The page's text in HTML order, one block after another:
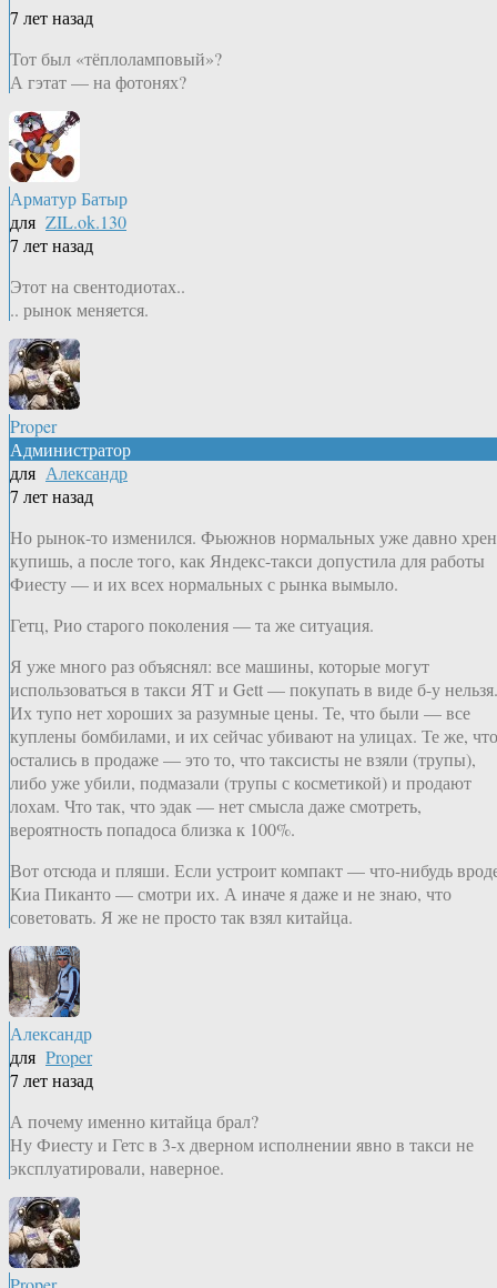
7 лет назад
Тот был «тёплоламповый»?
А гэтат — на фотонях?
Арматур Батыр
для ZIL.ok.130
7 лет назад
Этот на свентодиотах..
.. рынок меняется.
Proper
Администратор
для Александр
7 лет назад
Но рынок-то изменился. Фьюжнов нормальных уже давно хрен
купишь, а после того, как Яндекс-такси допустила для работы
Фиесту — и их всех нормальных с рынка вымыло.
Гетц, Рио старого поколения — та же ситуация.
Я уже много раз объяснял: все машины, которые могут
использоваться в такси ЯТ и Gett — покупать в виде б-у нельзя.
Их тупо нет хороших за разумные цены. Те, что были — все
куплены бомбилами, и их сейчас убивают на улицах. Те же, что
остались в продаже — это то, что таксисты не взяли (трупы),
либо уже убили, подмазали (трупы с косметикой) и продают
лохам. Что так, что эдак — нет смысла даже смотреть,
вероятность попадоса близка к 100%.
Вот отсюда и пляши. Если устроит компакт — что-нибудь
Киа Пиканто — смотри их. А иначе я даже и не знаю, что
советовать. Я же не просто так взял китайца.
Александр
для Proper
7 лет назад
А почему именно китайца брал?
Ну Фиесту и Гетс в 3-х дверном исполнении явно в такси не
эксплуатировали, наверное.